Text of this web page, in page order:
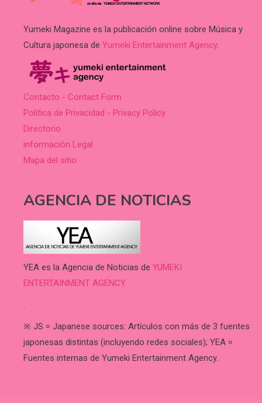
Yumeki Magazine es la publicación online sobre Música y
Cultura japonesa de Yumeki Entertainment Agency.
Contacto - Contact Form
Política de Privacidad - Privacy Policy
Directorio
información Legal
Mapa del sitio
AGENCIA DE NOTICIAS
YEA es la Agencia de Noticias de YUMEKI
ENTERTAINMENT AGENCY.
.
※ JS = Japanese sources: Artículos con más de 3 fuentes
japonesas distintas (incluyendo redes sociales); YEA =
Fuentes internas de Yumeki Entertainment Agency.